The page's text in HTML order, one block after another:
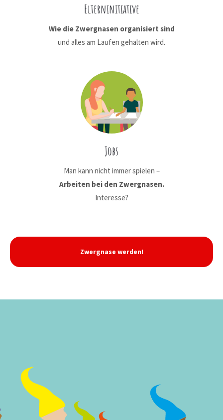
Elterninitiative
Wie die Zwergnasen organisiert sind
und alles am Laufen gehalten wird.
Jobs
Man kann nicht immer spielen –
Arbeiten bei den Zwergnasen.
Interesse?
Zwergnase werden!